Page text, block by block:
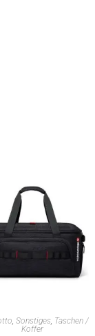
WARENKORB
, Sonstiges, Taschen /
Koffer